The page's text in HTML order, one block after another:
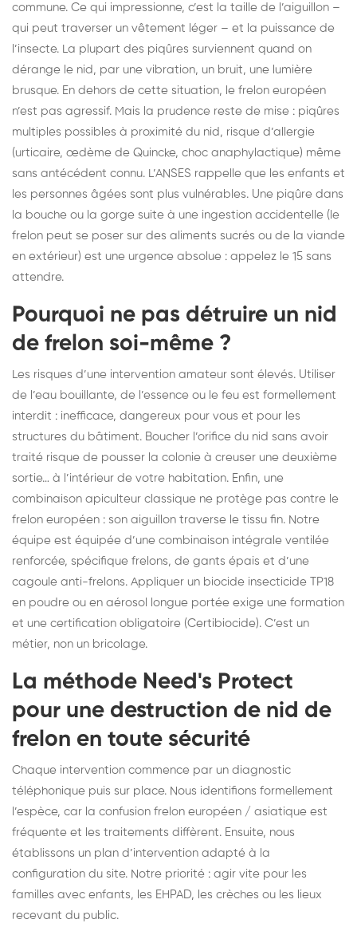
commune. Ce qui impressionne, c’est la taille de l’aiguillon –
qui peut traverser un vêtement léger – et la puissance de
l’insecte. La plupart des piqûres surviennent quand on
dérange le nid, par une vibration, un bruit, une lumière
brusque. En dehors de cette situation, le frelon européen
n’est pas agressif. Mais la prudence reste de mise : piqûres
multiples possibles à proximité du nid, risque d’allergie
(urticaire, œdème de Quincke, choc anaphylactique) même
sans antécédent connu. L’ANSES rappelle que les enfants et
les personnes âgées sont plus vulnérables. Une piqûre dans
la bouche ou la gorge suite à une ingestion accidentelle (le
frelon peut se poser sur des aliments sucrés ou de la viande
en extérieur) est une urgence absolue : appelez le 15 sans
attendre.
Pourquoi ne pas détruire un nid
de frelon soi-même ?
Les risques d’une intervention amateur sont élevés. Utiliser
de l’eau bouillante, de l’essence ou le feu est formellement
interdit : inefficace, dangereux pour vous et pour les
structures du bâtiment. Boucher l’orifice du nid sans avoir
traité risque de pousser la colonie à creuser une deuxième
sortie… à l’intérieur de votre habitation. Enfin, une
combinaison apiculteur classique ne protège pas contre le
frelon européen : son aiguillon traverse le tissu fin. Notre
équipe est équipée d’une combinaison intégrale ventilée
renforcée, spécifique frelons, de gants épais et d’une
cagoule anti-frelons. Appliquer un biocide insecticide TP18
en poudre ou en aérosol longue portée exige une formation
et une certification obligatoire (Certibiocide). C’est un
métier, non un bricolage.
La méthode Need's Protect
pour une destruction de nid de
frelon en toute sécurité
Chaque intervention commence par un diagnostic
téléphonique puis sur place. Nous identifions formellement
l’espèce, car la confusion frelon européen / asiatique est
fréquente et les traitements diffèrent. Ensuite, nous
établissons un plan d’intervention adapté à la
configuration du site. Notre priorité : agir vite pour les
familles avec enfants, les EHPAD, les crèches ou les lieux
recevant du public.